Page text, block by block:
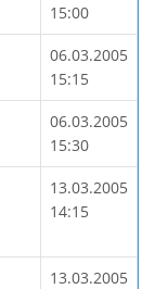
15:00
06.03.2005
15:15
06.03.2005
15:30
13.03.2005
14:15
13.03.2005